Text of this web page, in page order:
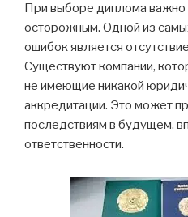
При выборе диплома важно
осторожным. Одной из
ошибок является
Существуют компании,
не имеющие никакой
аккредитации. Это может
последствиям в будущем,
ответственности.